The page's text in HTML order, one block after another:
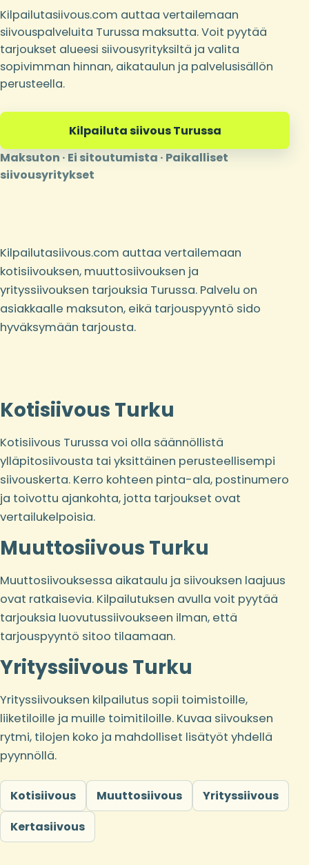
Kilpailutasiivous.com auttaa vertailemaan
siivouspalveluita Turussa maksutta. Voit pyytää
tarjoukset alueesi siivousyrityksiltä ja valita
sopivimman hinnan, aikataulun ja palvelusisällön
perusteella.
Kilpailuta siivous Turussa
Maksuton · Ei sitoutumista · Paikalliset
siivousyritykset
Kilpailutasiivous.com auttaa vertailemaan
kotisiivouksen, muuttosiivouksen ja
yrityssiivouksen tarjouksia Turussa. Palvelu on
asiakkaalle maksuton, eikä tarjouspyyntö sido
hyväksymään tarjousta.
Kotisiivous Turku
Kotisiivous Turussa voi olla säännöllistä
ylläpitosiivousta tai yksittäinen perusteellisempi
siivouskerta. Kerro kohteen pinta-ala, postinumero
ja toivottu ajankohta, jotta tarjoukset ovat
vertailukelpoisia.
Muuttosiivous Turku
Muuttosiivouksessa aikataulu ja siivouksen laajuus
ovat ratkaisevia. Kilpailutuksen avulla voit pyytää
tarjouksia luovutussiivoukseen ilman, että
tarjouspyyntö sitoo tilaamaan.
Yrityssiivous Turku
Yrityssiivouksen kilpailutus sopii toimistoille,
liiketiloille ja muille toimitiloille. Kuvaa siivouksen
rytmi, tilojen koko ja mahdolliset lisätyöt yhdellä
pyynnöllä.
Kotisiivous Muuttosiivous
Yrityssiivous
Kertasiivous